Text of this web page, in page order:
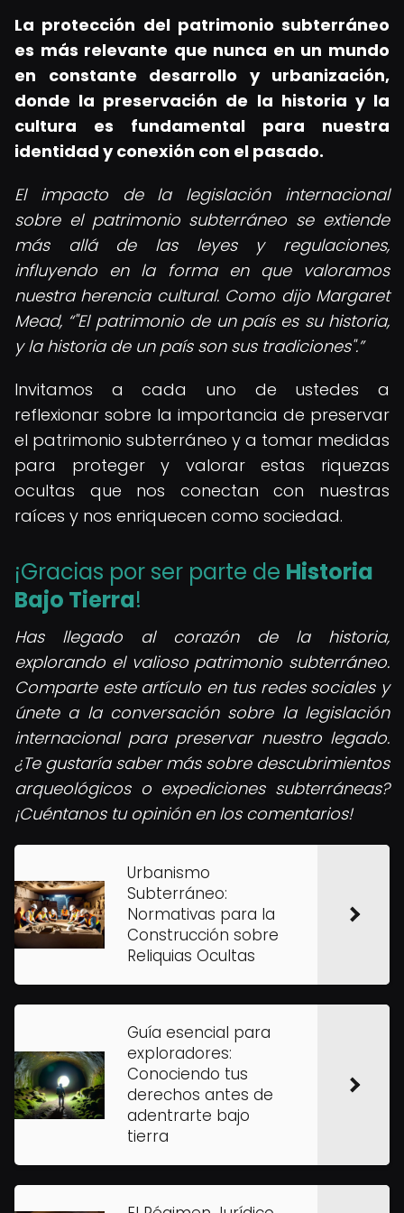
La protección del patrimonio subterráneo
es más relevante que nunca en un mundo
en constante desarrollo y urbanización,
donde la preservación de la historia y la
cultura es fundamental para nuestra
identidad y conexión con el pasado.
El impacto de la legislación internacional
sobre el patrimonio subterráneo se extiende
más allá de las leyes y regulaciones,
influyendo en la forma en que valoramos
nuestra herencia cultural. Como dijo Margaret
Mead, "El patrimonio de un país es su historia,
y la historia de un país son sus tradiciones".
Invitamos a cada uno de ustedes a
reflexionar sobre la importancia de preservar
el patrimonio subterráneo y a tomar medidas
para proteger y valorar estas riquezas
ocultas que nos conectan con nuestras
raíces y nos enriquecen como sociedad.
¡Gracias por ser parte de Historia
Bajo Tierra!
Has llegado al corazón de la historia,
explorando el valioso patrimonio subterráneo.
Comparte este artículo en tus redes sociales y
únete a la conversación sobre la legislación
internacional para preservar nuestro legado.
¿Te gustaría saber más sobre descubrimientos
arqueológicos o expediciones subterráneas?
¡Cuéntanos tu opinión en los comentarios!
Urbanismo
Subterráneo:
Normativas para la
Construcción sobre
Reliquias Ocultas
Guía esencial para
exploradores:
Conociendo tus
derechos antes de
adentrarte bajo
tierra